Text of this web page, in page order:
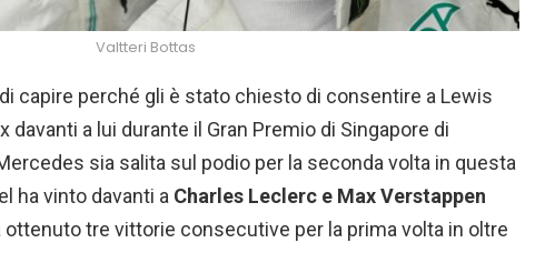
Valtteri Bottas
capire perché gli è stato chiesto di consentire a Lewis
davanti a lui durante il Gran Premio di Singapore di
sia salita sul podio per la seconda volta in questa
ha vinto davanti a Charles Leclerc e Max Verstappen
ottenuto tre vittorie consecutive per la prima volta in oltre